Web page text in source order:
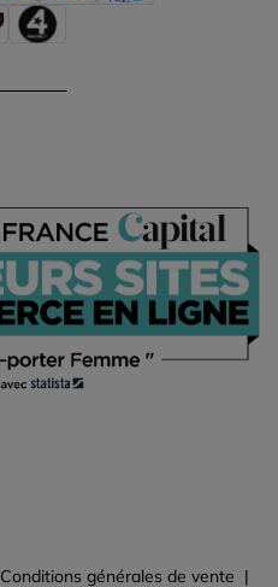
Conditions générales de vente